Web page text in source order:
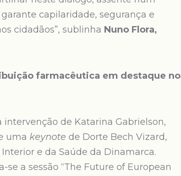
capilaridade, segurança e
cidadãos”, sublinha Nuno Flora,
farmacêutica em destaque no
de Katarina Gabrielson,
uma keynote de Dorte Bech Vizard,
e da Saúde da Dinamarca.
a sessão “The Future of European